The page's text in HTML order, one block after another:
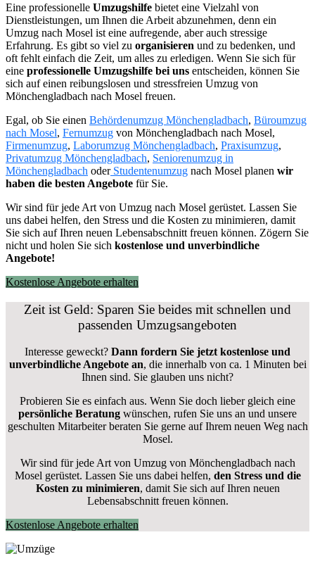
Eine professionelle Umzugshilfe bietet eine Vielzahl von
Dienstleistungen, um Ihnen die Arbeit abzunehmen, denn ein
Umzug nach Mosel ist eine aufregende, aber auch stressige
Erfahrung. Es gibt so viel zu organisieren und zu bedenken, und
oft fehlt einfach die Zeit, um alles zu erledigen. Wenn Sie sich für
eine professionelle Umzugshilfe bei uns entscheiden, können Sie
sich auf einen reibungslosen und stressfreien Umzug von
Mönchengladbach nach Mosel freuen.
Egal, ob Sie einen Behördenumzug Mönchengladbach, Büroumzug
nach Mosel, Fernumzug von Mönchengladbach nach Mosel,
Firmenumzug, Laborumzug Mönchengladbach, Praxisumzug,
Privatumzug Mönchengladbach, Seniorenumzug in
Mönchengladbach oderStudentenumzug nach Mosel planen wir
haben die besten Angebote für Sie.
Wir sind für jede Art von Umzug nach Mosel gerüstet. Lassen Sie
uns dabei helfen, den Stress und die Kosten zu minimieren, damit
Sie sich auf Ihren neuen Lebensabschnitt freuen können. Zögern Sie
nicht und holen Sie sich kostenlose und unverbindliche
Angebote!
Kostenlose Angebote erhalten
Zeit ist Geld: Sparen Sie beides mit schnellen und
passenden Umzugsangeboten
Interesse geweckt? Dann fordern Sie jetzt kostenlose und
unverbindliche Angebote an, die innerhalb von ca. 1 Minuten bei
Ihnen sind. Sie glauben uns nicht?
Probieren Sie es einfach aus. Wenn Sie doch lieber gleich eine
persönliche Beratung wünschen, rufen Sie uns an und unsere
geschulten Mitarbeiter beraten Sie gerne auf Ihrem neuen Weg nach
Mosel.
Wir sind für jede Art von Umzug von Mönchengladbach nach
Mosel gerüstet. Lassen Sie uns dabei helfen, den Stress und die
Kosten zu minimieren, damit Sie sich auf Ihren neuen
Lebensabschnitt freuen können.
Kostenlose Angebote erhalten